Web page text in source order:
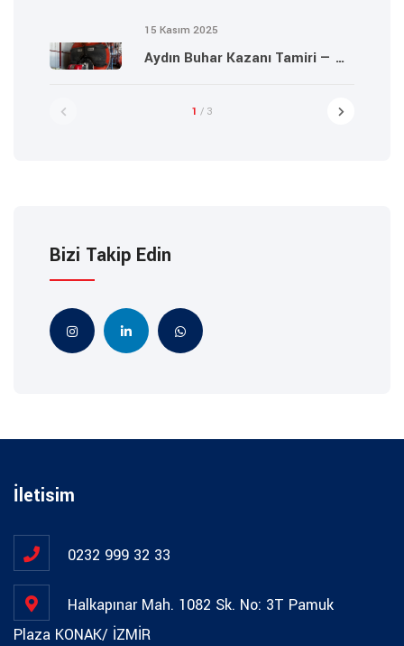
15 Kasım 2025
Aydın Buhar Kazanı Tamiri — …
1 / 3
Bizi Takip Edin
İletisim
0232 999 32 33
Halkapınar Mah. 1082 Sk. No: 3T Pamuk
Plaza KONAK/ İZMİR